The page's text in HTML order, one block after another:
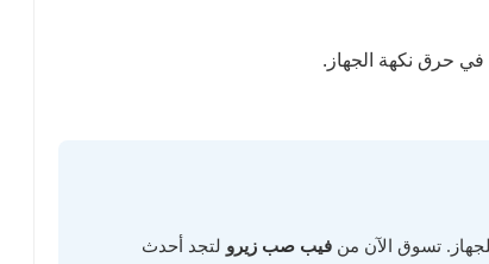
تسوق الآن من فيب صب زيرو لتجد أحدث